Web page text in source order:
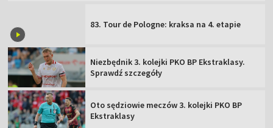
83. Tour de Pologne: kraksa na 4. etapie
Niezbędnik 3. kolejki PKO BP Ekstraklasy.
Sprawdź szczegóły
Oto sędziowie meczów 3. kolejki PKO BP
Ekstraklasy